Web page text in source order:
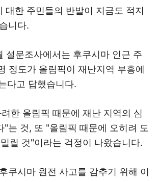
대한 주민들의 반발이 지금도 적지
니다.
설문조사에서는 후쿠시마 인근 주
정도가 올림픽이 재난지역 부흥에
다고 답했습니다.
한 올림픽 때문에 재난 지역의 심
"는 것, 또 "올림픽 때문에 오히려 도
릴 것"이라는 걱정이 나왔습니다.
쿠시마 원전 사고를 감추기 위해 이